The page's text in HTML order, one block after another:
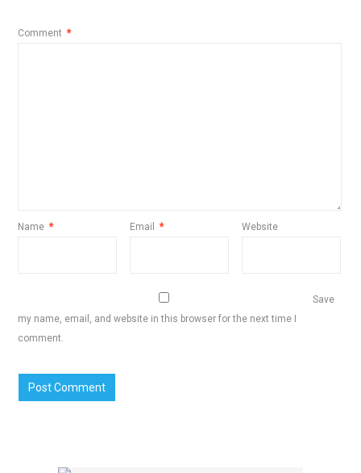
Comment *
Name * Email * Website
Save
my name, email, and website in this browser for the next time I
comment.